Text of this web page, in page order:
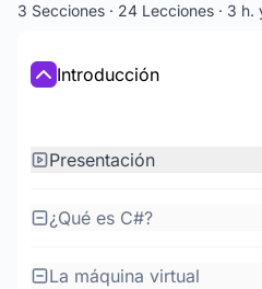
3 Secciones · 24 Lecciones · 3
Introducción
Presentación
¿Qué es C#?
La máquina virtual